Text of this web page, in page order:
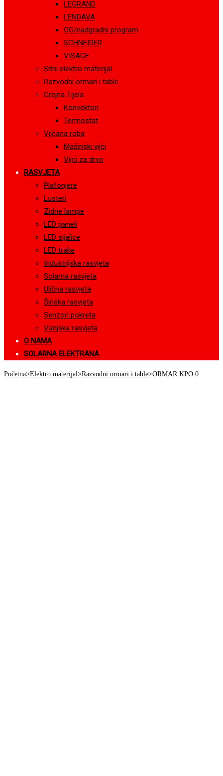
LEGRAND
LENDAVA
OG/nadgradni program
SCHNEIDER
VISAGE
Sitni elektro materijal
Razvodni ormari i table
Grejna Tijela
Konvektori
Termostat
Vijčana roba
Mašinski vijci
Vijci za drvo
RASVJETA
Plafonjere
Lusteri
Zidne lampe
LED paneli
LED sijalice
LED trake
Industrijska rasvjeta
Solarna rasvjeta
Ulična rasvjeta
Šinska rasvjeta
Senzori pokreta
Vanjska rasvjeta
O NAMA
SOLARNA ELEKTRANA
Početna>Elektro materijal>Razvodni ormari i table>ORMAR KPO 0